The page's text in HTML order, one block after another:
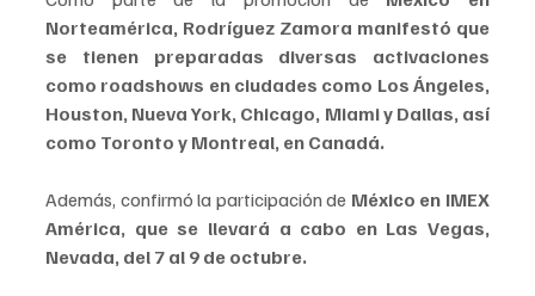
Norteamérica, Rodríguez Zamora manifestó que
se tienen preparadas diversas activaciones
como roadshows en ciudades como Los Ángeles,
Houston, Nueva York, Chicago, Miami y Dallas, así
como Toronto y Montreal, en Canadá.
Además, confirmó la participación de México en IMEX
América, que se llevará a cabo en Las Vegas,
Nevada, del 7 al 9 de octubre.